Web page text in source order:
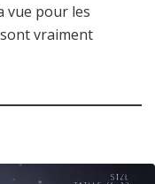
vue pour les
vraiment